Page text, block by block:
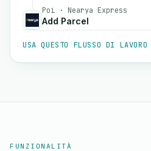
Poi · Nearya Express
Add Parcel
USA QUESTO FLUSSO DI LAVORO
FUNZIONALITÀ